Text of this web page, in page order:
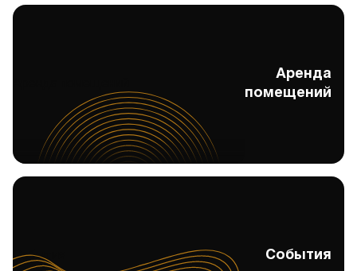
Аренда
помещений
События События